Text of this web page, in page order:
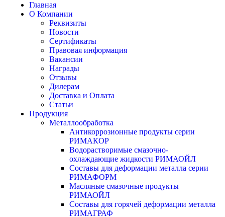
Главная
О Компании
Реквизиты
Новости
Сертификаты
Правовая информация
Вакансии
Награды
Отзывы
Дилерам
Доставка и Оплата
Статьи
Продукция
Металлообработка
Антикоррозионные продукты серии
РИМАКОР
Водорастворимые смазочно-
охлаждающие жидкости РИМАОЙЛ
Составы для деформации металла серии
РИМАФОРМ
Масляные смазочные продукты
РИМАОЙЛ
Составы для горячей деформации металла
РИМАГРАФ